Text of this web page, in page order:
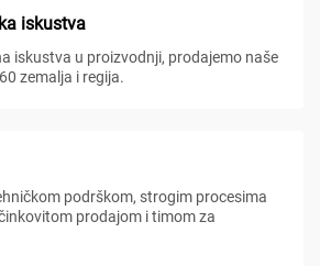
iskustva
iskustva u proizvodnji, prodajemo naše
zemalja i regija.
podrškom, strogim procesima
prodajom i timom za